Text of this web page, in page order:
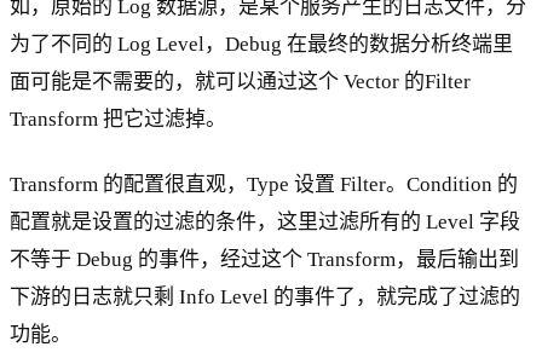
如，原始的 Log 数据源，是某个服务产生的日志文件，分
为了不同的 Log Level，Debug 在最终的数据分析终端里
面可能是不需要的，就可以通过这个 Vector 的Filter
Transform 把它过滤掉。
Transform 的配置很直观，Type 设置 Filter。Condition 的
配置就是设置的过滤的条件，这里过滤所有的 Level 字段
不等于 Debug 的事件，经过这个 Transform，最后输出到
下游的日志就只剩 Info Level 的事件了，就完成了过滤的
功能。